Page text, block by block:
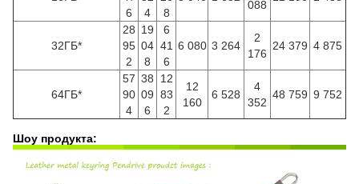
6
4
8
088
32ГБ*
28
95
2
19
04
8
6
41
6
6 080 3 264
2
176
24 379 4 875
64ГБ*
57
90
4
38
09
6
12
83
2
12
160
6 528
4
352
48 759 9 752
Шоу продукта: